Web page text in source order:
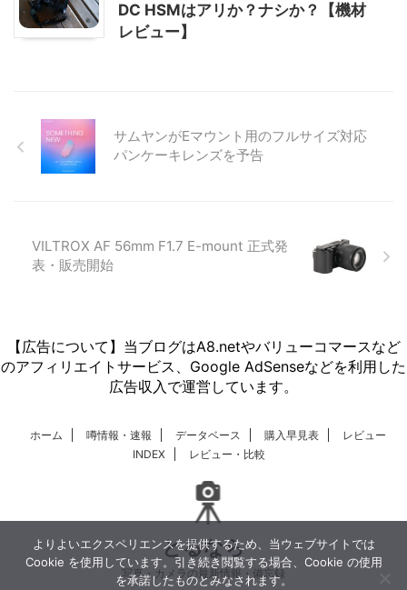
DC HSMはアリか？ナシか？【機材
レビュー】
サムヤンがEマウント用のフルサイズ対応
パンケーキレンズを予告
VILTROX AF 56mm F1.7 E-mount 正式発
表・販売開始
【広告について】当ブログはA8.netやバリューコマースなど
のアフィリエイトサービス、Google AdSenseなどを利用した
広告収入で運営しています。
ホーム 噂情報・速報 データベース 購入早見表
レビュー
INDEX
レビュー・比較
とるなら
写真・カメラの最新情報・備忘録
よりよいエクスペリエンスを提供するため、当ウェブサイトでは
Cookie を使用しています。引き続き閲覧する場合、Cookie の使用
を承諾したものとみなされます。